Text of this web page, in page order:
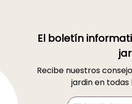
El boletín
Recibe nuestros
jardin en todas